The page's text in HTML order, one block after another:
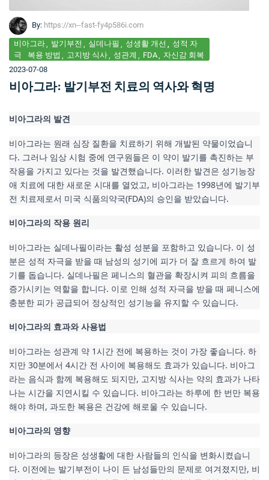
By: https://xn--fast-fy4p586i.com
비아그라 발기부전 실데나필 성생활 개선
성적 자
극
복용 방법 고지방 식사 성관계 FDA
자신감 회복
2023-07-08
비아그라: 발기부전 치료의 역사와 혁명
비아그라의 발견
비아그라는 원래 심장 질환을 치료하기 위해 개발된 약물이었습니
다. 그러나 임상 시험 중에 연구원들은 이 약이 발기를 촉진하는 부
작용을 가지고 있다는 것을 발견했습니다. 이러한 발견은 성기능장
애 치료에 대한 새로운 시대를 열었고, 비아그라는 1998년에 발기부
전 치료제로서 미국 식품의약국(FDA)의 승인을 받았습니다.
비아그라의 작용 원리
비아그라는 실데나필이라는 활성 성분을 포함하고 있습니다. 이 성
분은 성적 자극을 받을 때 남성의 성기에 피가 더 잘 흐르게 하여 발
기를 돕습니다. 실데나필은 페니스의 혈관을 확장시켜 피의 흐름을
증가시키는 역할을 합니다. 이로 인해 성적 자극을 받을 때 페니스에
충분한 피가 공급되어 정상적인 성기능을 유지할 수 있습니다.
비아그라의 효과와 사용법
비아그라는 성관계 약 1시간 전에 복용하는 것이 가장 좋습니다. 하
지만 30분에서 4시간 전 사이에 복용해도 효과가 있습니다. 비아그
라는 음식과 함께 복용해도 되지만, 고지방 식사는 약의 효과가 나타
나는 시간을 지연시킬 수 있습니다. 비아그라는 하루에 한 번만 복용
해야 하며, 과도한 복용은 건강에 해로울 수 있습니다.
비아그라의 영향
비아그라의 등장은 성생활에 대한 사람들의 인식을 변화시켰습니
다. 이전에는 발기부전이 나이 든 남성들만의 문제로 여겨졌지만, 비